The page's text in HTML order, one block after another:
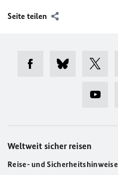
Seite teilen
Weltweit sicher reisen
Reise- und Sicherheitshinweise